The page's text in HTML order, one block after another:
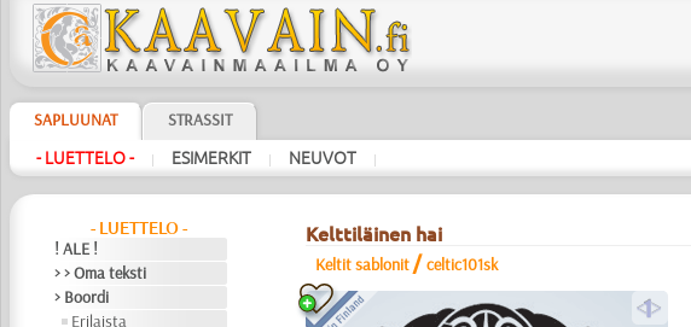
SAPLUUNAT STRASSIT
- LUETTELO - | ESIMERKIT | NEUVOT |
- LUETTELO -
! ALE !
> > Oma teksti
> Boordi
Erilaista
Kelttiläinen hai
Keltit sablonit /celtic101sk
a